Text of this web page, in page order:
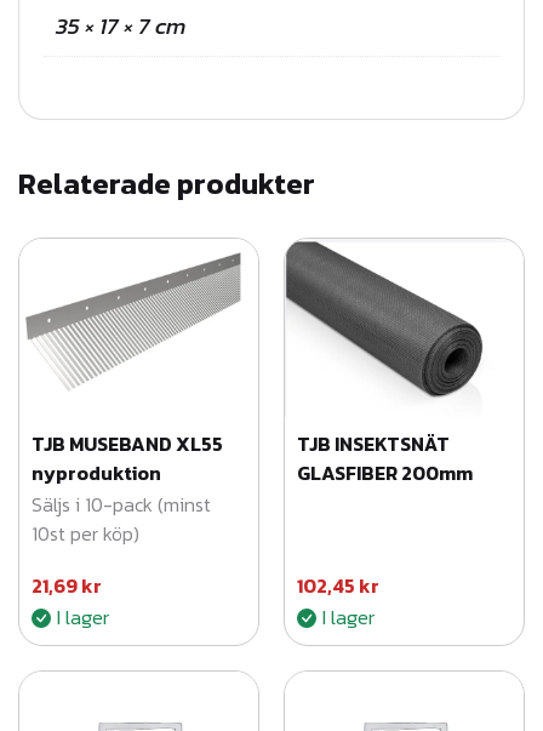
d
35 × 17 × 7 cm
Relaterade produkter
TJB MUSEBAND XL55
nyproduktion
Säljs i 10-pack (minst
10st per köp)
21,69kr
I lager
TJB INSEKTSNÄT
GLASFIBER 200mm
102,45 kr
I lager